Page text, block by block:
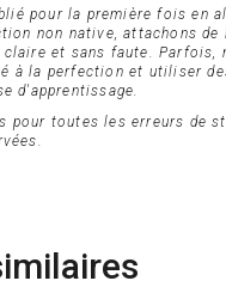
pour la première fois en
non native, attachons de
et sans faute. Parfois,
à la perfection et utiliser
d'apprentissage.
pour toutes les erreurs de